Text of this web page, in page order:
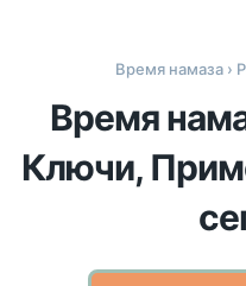
Время намаза ›
Время
Ключи,